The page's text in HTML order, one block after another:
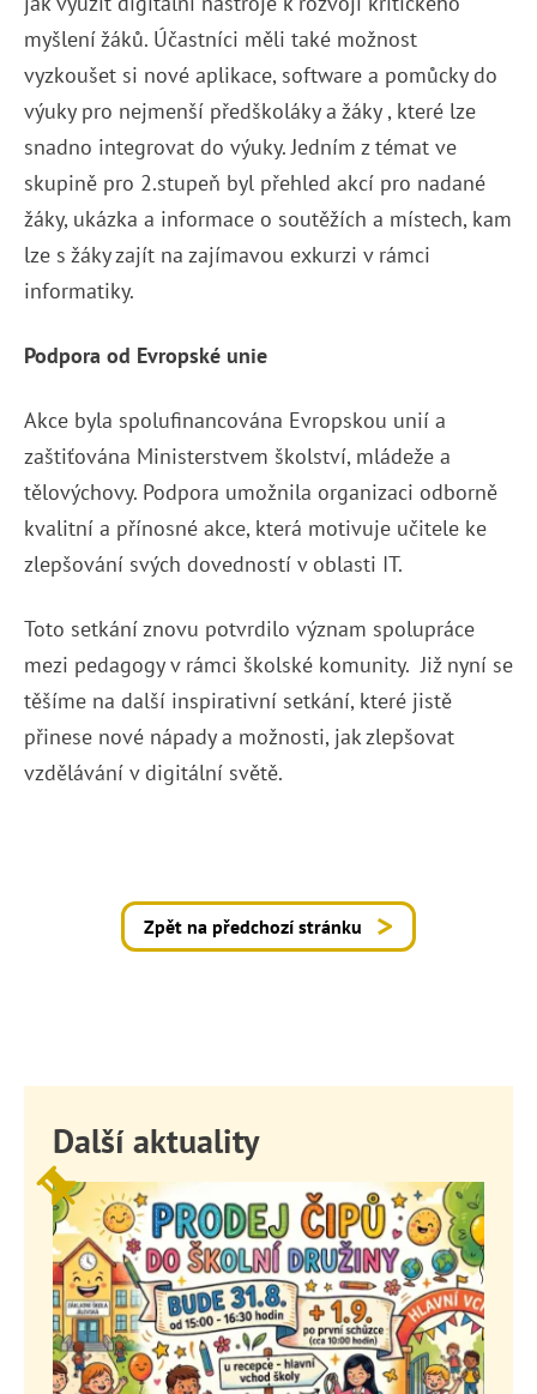
myšlení žáků. Účastníci měli také možnost
vyzkoušet si nové aplikace, software a pomůcky do
výuky pro nejmenší předškoláky a žáky , které lze
snadno integrovat do výuky. Jedním z témat ve
skupině pro 2.stupeň byl přehled akcí pro nadané
žáky, ukázka a informace o soutěžích a místech, kam
lze s žáky zajít na zajímavou exkurzi v rámci
informatiky.
Podpora od Evropské unie
Akce byla spolufinancována Evropskou unií a
zaštiťována Ministerstvem školství, mládeže a
tělovýchovy. Podpora umožnila organizaci odborně
kvalitní a přínosné akce, která motivuje učitele ke
zlepšování svých dovedností v oblasti IT.
Toto setkání znovu potvrdilo význam spolupráce
mezi pedagogy v rámci školské komunity. Již nyní se
těšíme na další inspirativní setkání, které jistě
přinese nové nápady a možnosti, jak zlepšovat
vzdělávání v digitální světě.
Zpět na předchozí stránku
Další aktuality